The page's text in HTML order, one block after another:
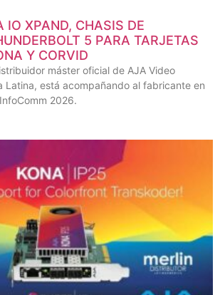
IO XPAND, CHASIS DE
5 PARA TARJETAS
Y CORVID
máster oficial de AJA Video
Latina, está acompañando al fabricante en
2026.